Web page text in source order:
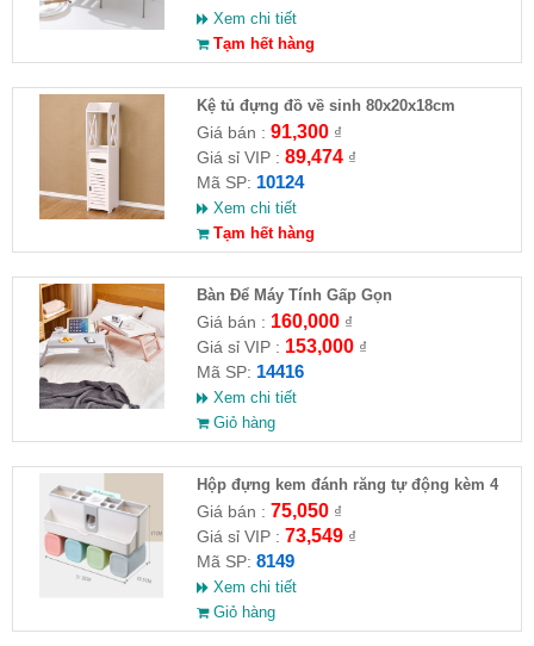
Xem chi tiết
Tạm hết hàng
Kệ tủ đựng đồ về sinh 80x20x18cm
Giá bán : 91,300₫
Giá sỉ VIP : 89,474₫
Mã SP: 10124
Xem chi tiết
Tạm hết hàng
Bàn Để Máy Tính Gấp Gọn
Giá bán : 160,000₫
Giá sỉ VIP : 153,000₫
Mã SP: 14416
Xem chi tiết
Giỏ hàng
Hộp đựng kem đánh răng tự động kèm 4
ly
Giá bán : 75,050₫
Giá sỉ VIP : 73,549₫
Mã SP: 8149
Xem chi tiết
Giỏ hàng